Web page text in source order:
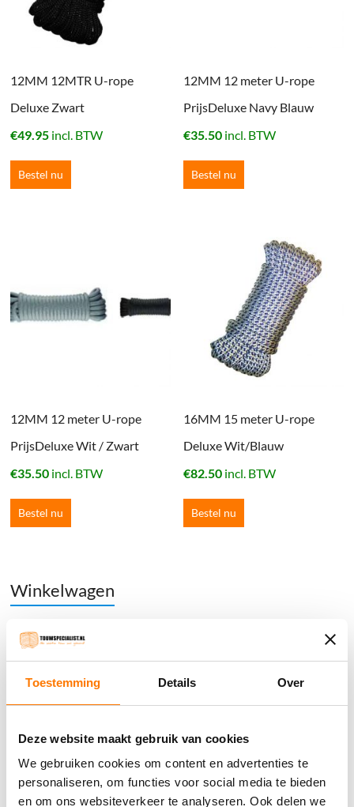
Toestemming Details Over
Deze website maakt gebruik van cookies
We gebruiken cookies om content en advertenties te
personaliseren, om functies voor social media te bieden
en om ons websiteverkeer te analyseren. Ook delen we
12MM 12MTR U-rope
Deluxe Zwart
€49.95 incl. BTW
Bestel nu
12MM 12 meter U-rope
PrijsDeluxe Navy Blauw
€35.50 incl. BTW
Bestel nu
12MM 12 meter U-rope
PrijsDeluxe Wit / Zwart
€35.50 incl. BTW
Bestel nu
16MM 15 meter U-rope
Deluxe Wit/Blauw
€82.50 incl. BTW
Bestel nu
Winkelwagen
֍ Deskundig advies en gratis proefstukjes.